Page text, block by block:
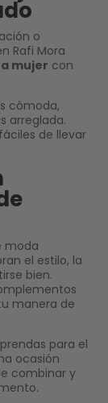
o
Rafi Mora
mujer con
cómoda,
arreglada.
de llevar
moda
el estilo, la
bien.
manera de
para el
ocasión
combinar y